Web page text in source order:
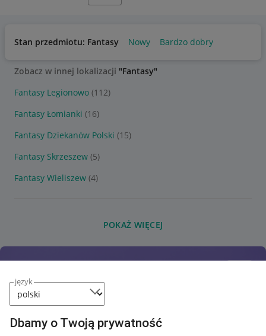
język
Dbamy o Twoją prywatność
Stan przedmiotu: Fantasy Nowy Bardzo dobry
Zobacz w innej lokalizacji "Fantasy"
Fantasy Legionowo (112)
Fantasy Łomianki (16)
Fantasy Dziekanów Polski (15)
Fantasy Skrzeszew (5)
Fantasy Wieliszew (4)
POKAŻ WIĘCEJ